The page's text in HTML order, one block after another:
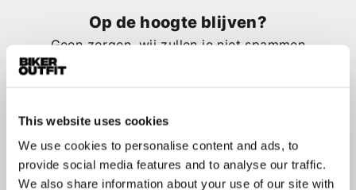
This website uses cookies
We use cookies to personalise content and ads, to
provide social media features and to analyse our traffic.
We also share information about your use of our site with
Op de hoogte blijven?
Geen zorgen, wij zullen je niet spammen
Aanmelden